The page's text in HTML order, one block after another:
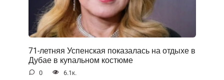
71-летняя Успенская показалась на отдыхе в
Дубае в куnальном костюме
0 6.1к.